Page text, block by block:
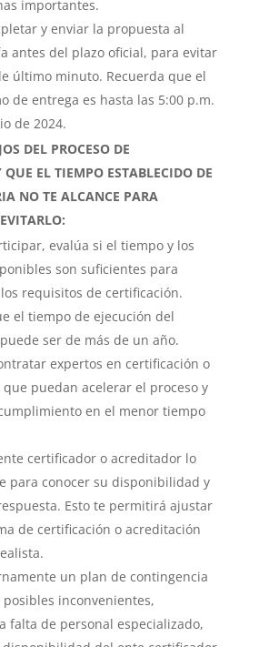
importantes.
y enviar la propuesta al
antes del plazo oficial, para evitar
último minuto. Recuerda que el
de entrega es hasta las 5:00 p.m.
de 2024.
DEL PROCESO DE
EL TIEMPO ESTABLECIDO DE
NO TE ALCANCE PARA
evalúa si el tiempo y los
son suficientes para
requisitos de certificación.
el tiempo de ejecución del
ser de más de un año.
expertos en certificación o
puedan acelerar el proceso y
en el menor tiempo
certificador o acreditador lo
para conocer su disponibilidad y
Esto te permitirá ajustar
de certificación o acreditación
un plan de contingencia
inconvenientes,
falta de personal especializado,